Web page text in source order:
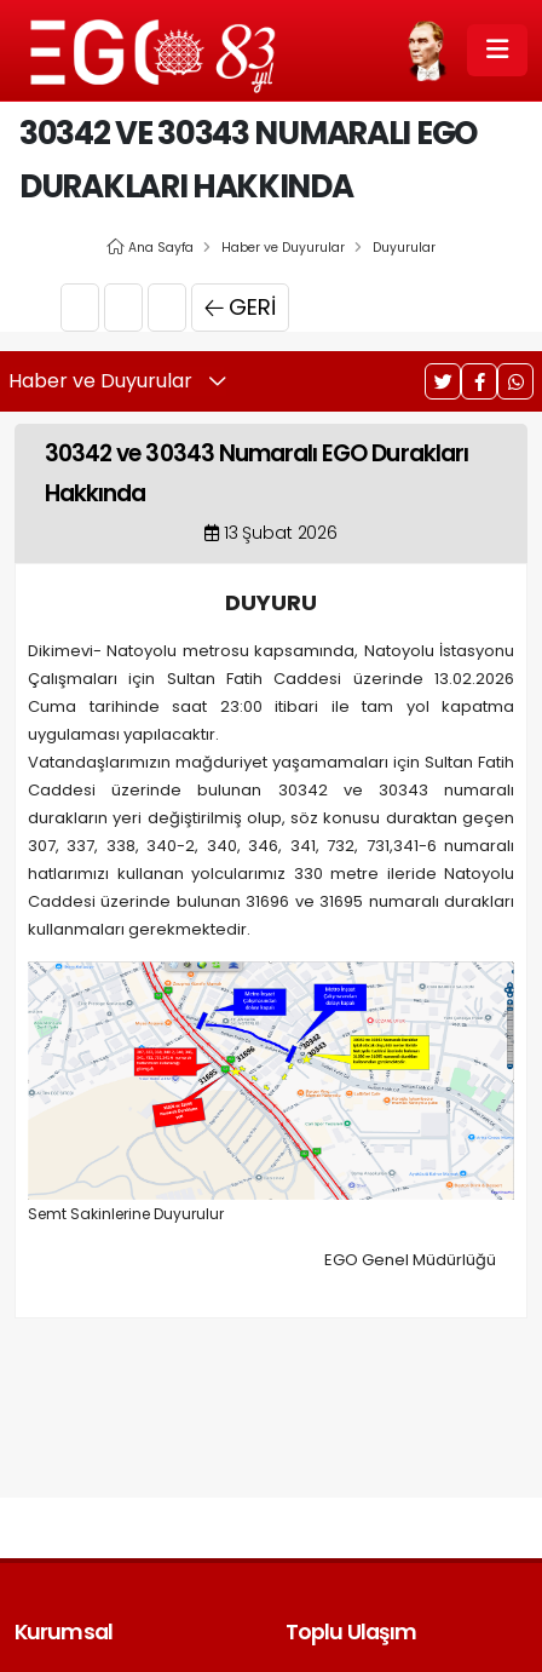
30342 VE 30343 NUMARALI EGO
DURAKLARI HAKKINDA
Ana Sayfa Haber ve Duyurular Duyurular
GERI
Haber ve Duyurular
30342 ve 30343 Numaralı EGO Durakları
Hakkında
13 Şubat 2026
DUYURU
Dikimevi- Natoyolu metrosu kapsamında, Natoyolu İstasyonu
Çalışmaları için Sultan Fatih Caddesi üzerinde 13.02.2026
Cuma tarihinde saat 23:00 itibari ile tam yol kapatma
uygulaması yapılacaktır.
Vatandaşlarımızın mağduriyet yaşamamaları için Sultan Fatih
Caddesi üzerinde bulunan 30342 ve 30343 numaralı
durakların yeri değiştirilmiş olup, söz konusu duraktan geçen
307, 337, 338, 340-2, 340, 346, 341, 732, 731,341-6 numaralı
hatlarımızı kullanan yolcularımız 330 metre ileride Natoyolu
Caddesi üzerinde bulunan 31696 ve 31695 numaralı durakları
kullanmaları gerekmektedir.
Semt Sakinlerine Duyurulur
EGO Genel Müdürlüğü
Kurumsal Toplu Ulaşım